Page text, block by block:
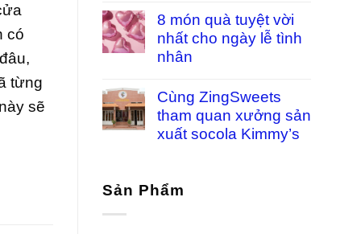
có
từng
sẽ
8 món quà tuyệt vời
nhất cho ngày lễ tình
nhân
Cùng ZingSweets
tham quan xưởng sản
xuất socola Kimmy’s
Sản Phẩm